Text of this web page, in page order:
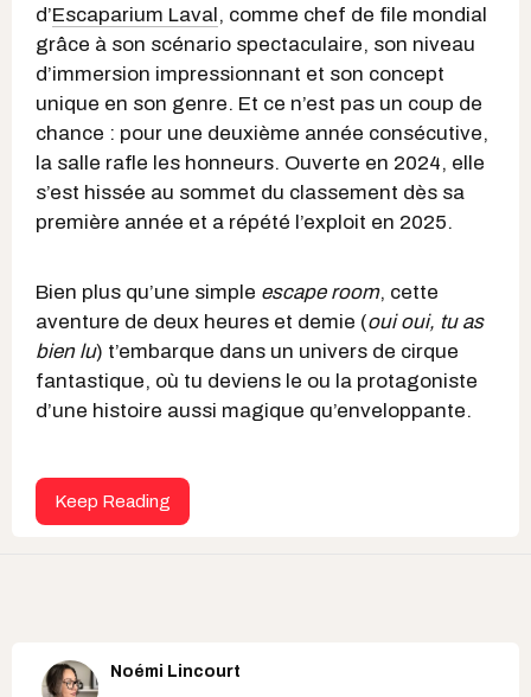
d’Escaparium Laval, comme chef de file mondial
grâce à son scénario spectaculaire, son niveau
d’immersion impressionnant et son concept
unique en son genre. Et ce n’est pas un coup de
chance : pour une deuxième année consécutive,
la salle rafle les honneurs. Ouverte en 2024, elle
s’est hissée au sommet du classement dès sa
première année et a répété l’exploit en 2025.
Bien plus qu’une simple escape room, cette
aventure de deux heures et demie (oui oui, tu as
bien lu) t’embarque dans un univers de cirque
fantastique, où tu deviens le ou la protagoniste
d’une histoire aussi magique qu’enveloppante.
Keep Reading
Noémi Lincourt